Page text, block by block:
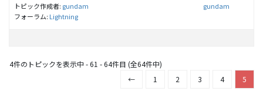
トピック作成者: gundam
フォーラム: Lightning
gundam
4件のトピックを表示中 - 61 - 64件目 (全64件中)
←
1 2 3 4 5